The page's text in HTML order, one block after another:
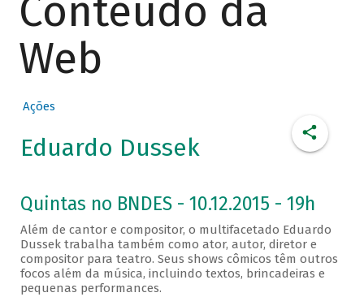
Conteúdo da
Web
Ações
Eduardo Dussek
Quintas no BNDES - 10.12.2015 - 19h
Além de cantor e compositor, o multifacetado Eduardo
Dussek trabalha também como ator, autor, diretor e
compositor para teatro. Seus shows cômicos têm outros
focos além da música, incluindo textos, brincadeiras e
pequenas performances.